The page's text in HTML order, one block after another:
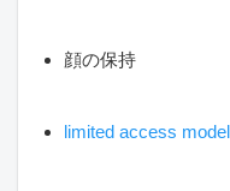
顔の保持
limited access